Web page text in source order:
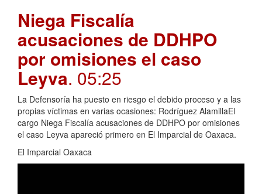
Niega Fiscalía
acusaciones de DDHPO
por omisiones el caso
Leyva. 05:25
La Defensoría ha puesto en riesgo el debido proceso y a las
propias víctimas en varias ocasiones: Rodríguez AlamillaEl
cargo Niega Fiscalía acusaciones de DDHPO por omisiones
el caso Leyva apareció primero en El Imparcial de Oaxaca.
El Imparcial Oaxaca